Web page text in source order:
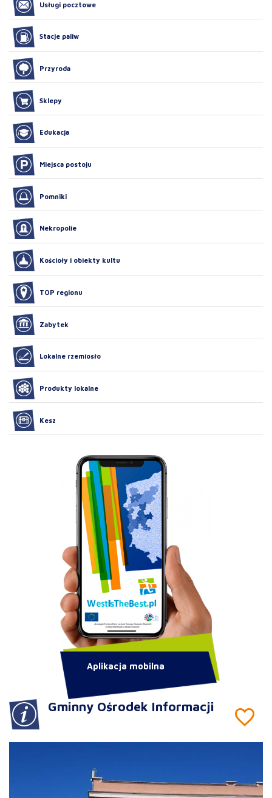
Gminny Ośrodek Informacji
Usługi pocztowe
Stacje paliw
Przyroda
Sklepy
Edukacja
Miejsca postoju
Pomniki
Nekropolie
Kościoły i obiekty kultu
TOP regionu
Zabytek
Lokalne rzemiosło
Produkty lokalne
Kesz
Aplikacja mobilna